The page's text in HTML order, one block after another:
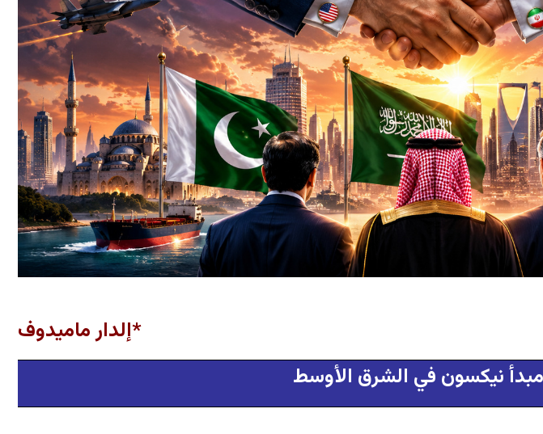
*إلدار ماميدوف
نيكسون في الشرق الأوسط